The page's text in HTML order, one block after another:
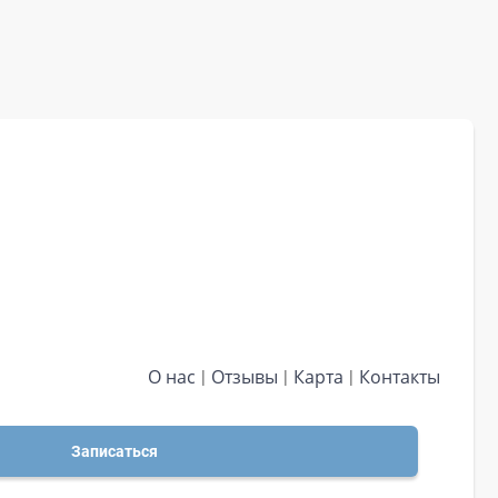
О нас Отзывы Карта Контакты
Записаться